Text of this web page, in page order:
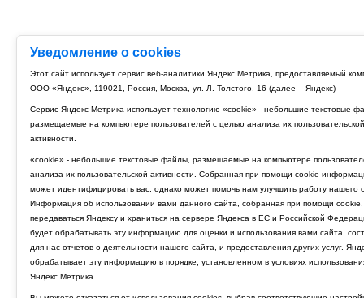
Уведомление о cookies
Этот сайт использует сервис веб-аналитики Яндекс Метрика, предоставляемый
ООО «Яндекс», 119021, Россия, Москва, ул. Л. Толстого, 16 (далее – Яндекс)
Сервис Яндекс Метрика использует технологию «cookie» - небольшие текстовые
размещаемые на компьютере пользователей с целью анализа их пользовательской
активности.
«cookie» - небольшие текстовые файлы, размещаемые на компьютере
анализа их пользовательской активности. Собранная при помощи cookie
может идентифицировать вас, однако может помочь нам улучшить работу нашего
Информация об использовании вами данного сайта, собранная при помощи cookie,
передаваться Яндексу и храниться на сервере Яндекса в ЕС и Российской
будет обрабатывать эту информацию для оценки и использования вами сайта,
для нас отчетов о деятельности нашего сайта, и предоставления других услуг.
обрабатывает эту информацию в порядке, установленном в условиях
Яндекс Метрика.